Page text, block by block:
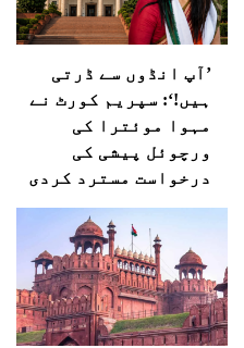
’آپ انڈوں سے ڈرتی
ہیں!‘: سپریم کورٹ نے
مہوا موئترا کی
ورچوئل پیشی کی
درخواست مسترد کردی